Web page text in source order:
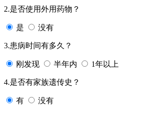
2.是否使用外用药物？
是 没有
3.患病时间有多久？
刚发现 半年内 1年以上
4.是否有家族遗传史？
有 没有